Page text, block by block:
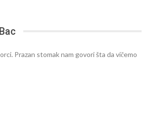
Prazan stomak nam govori šta da vičemo